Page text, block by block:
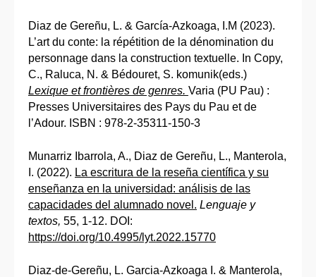
Diaz de Gereñu, L. & García-Azkoaga, I.M (2023).
L’art du conte: la répétition de la dénomination du
personnage dans la construction textuelle. In Copy,
C., Raluca, N. & Bédouret, S. komunik(eds.)
Lexique et frontières de genres. Varia (PU Pau) :
Presses Universitaires des Pays du Pau et de
l’Adour. ISBN : 978-2-35311-150-3
Munarriz Ibarrola, A., Diaz de Gereñu, L., Manterola,
I. (2022). La escritura de la reseña científica y su
enseñanza en la universidad: análisis de las
capacidades del alumnado novel. Lenguaje y
textos, 55, 1-12. DOI:
https://doi.org/10.4995/lyt.2022.15770
Diaz-de-Gereñu, L. Garcia-Azkoaga I. & Manterola,